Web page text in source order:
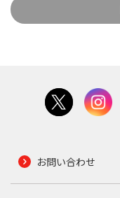
お問い合わせ